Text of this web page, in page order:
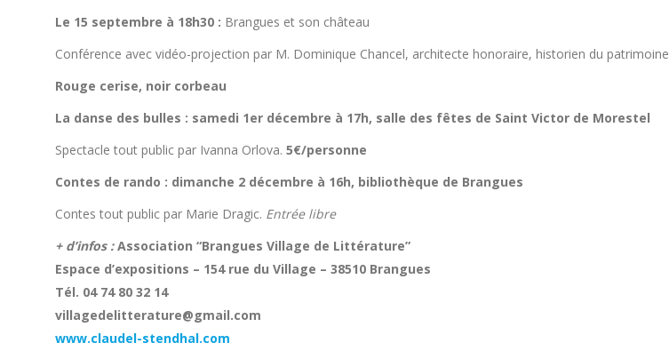
Le 15 septembre à 18h30 : Brangues et son château
Conférence avec vidéo-projection par M. Dominique Chancel, architecte honoraire, historien du patrimoine
Rouge cerise, noir corbeau
La danse des bulles : samedi 1er décembre à 17h, salle des fêtes de Saint Victor de Morestel
Spectacle tout public par Ivanna Orlova. 5€/personne
Contes de rando : dimanche 2 décembre à 16h, bibliothèque de Brangues
Contes tout public par Marie Dragic. Entrée libre
+ d’infos :Association “Brangues Village de Littérature”
Espace d’expositions – 154 rue du Village – 38510 Brangues
Tél. 04 74 80 32 14
villagedelitterature@gmail.com
www.claudel-stendhal.com